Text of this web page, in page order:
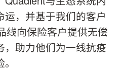
，并基于我们的客户
线向保险客户提供无偿
，助力他们为一线抗疫